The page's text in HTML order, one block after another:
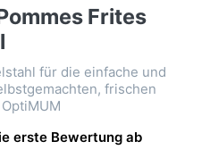
Frites
für die einfache und
frischen
erste Bewertung ab